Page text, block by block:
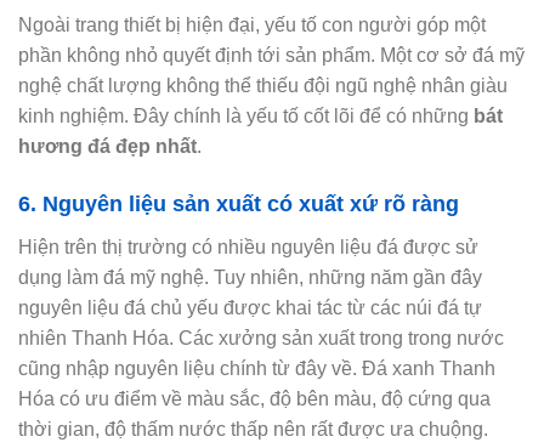
Ngoài trang thiết bị hiện đại, yếu tố con người góp một
phần không nhỏ quyết định tới sản phẩm. Một cơ sở đá mỹ
nghệ chất lượng không thể thiếu đội ngũ nghệ nhân giàu
kinh nghiệm. Đây chính là yếu tố cốt lõi để có những bát
hương đá đẹp nhất.
6. Nguyên liệu sản xuất có xuất xứ rõ ràng
Hiện trên thị trường có nhiều nguyên liệu đá được sử
dụng làm đá mỹ nghệ. Tuy nhiên, những năm gần đây
nguyên liệu đá chủ yếu được khai tác từ các núi đá tự
nhiên Thanh Hóa. Các xưởng sản xuất trong trong nước
cũng nhập nguyên liệu chính từ đây về. Đá xanh Thanh
Hóa có ưu điểm về màu sắc, độ bên màu, độ cứng qua
thời gian, độ thấm nước thấp nên rất được ưa chuộng.